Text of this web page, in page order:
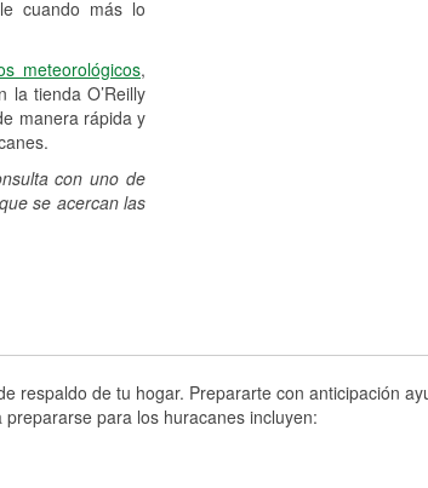
cuando más lo
meteorológicos,
la tienda O’Reilly
manera rápida y
con uno de
se acercan las
respaldo de tu hogar. Prepararte con anticipación
para los huracanes incluyen: